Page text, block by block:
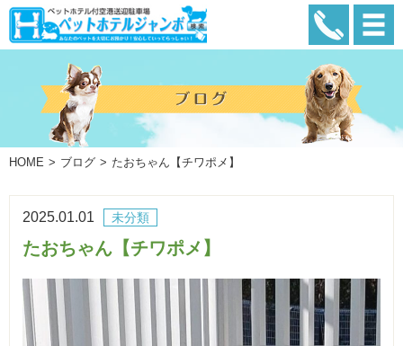
HOME ブログ たおちゃん【チワポメ】
未分類
2025.01.01
たおちゃん【チワポメ】